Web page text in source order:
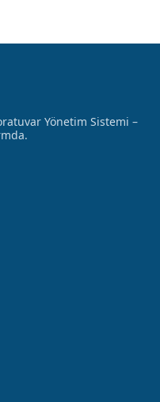
Yönetim Sistemi –